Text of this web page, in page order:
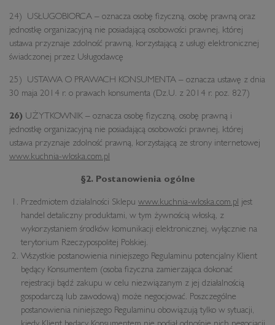
24) USŁUGOBIORCA – oznacza osobę fizyczną, osobę prawną oraz
jednostkę organizacyjną nie posiadającą osobowości prawnej, której
ustawa przyznaje zdolność prawną, korzystającą z usługi elektronicznej
świadczonej przez Usługodawcę
25) USTAWA O PRAWACH KONSUMENTA – oznacza ustawę z dnia
30 maja 2014 r. o prawach konsumenta (Dz.U. z 2014 r. poz. 827)
26) UŻYTKOWNIK – oznacza osobę fizyczną, osobę prawną i
jednostkę organizacyjną nie posiadającą osobowości prawnej, której
ustawa przyznaje zdolność prawną, korzystającą ze strony internetowej
www.kuchnia-wloska.com.pl
§2. Postanowienia ogólne
Przedmiotem działalności Sklepu www.kuchnia-wloska.com.pl jest
handel detaliczny produktami, w tym żywnością włoską, z
wykorzystaniem środków komunikacji elektronicznej, wyłącznie na
terytorium Rzeczypospolitej Polskiej.
Wszystkie postanowienia niniejszego Regulaminu potencjalny Klient
będący Konsumentem (osoba fizyczna zamierzająca dokonać
rejestracji bądź zakupu w celu niezwiązanym z jej działalnością
gospodarczą lub zawodową) może negocjować. Poszczególne
postanowienia niniejszego Regulaminu obowiązują tylko w sytuacji,